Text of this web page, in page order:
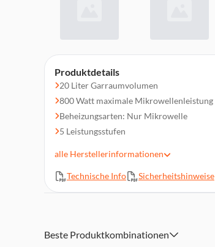
Produktdetails
20 Liter Garraumvolumen
800 Watt maximale Mikrowellenleistung
Beheizungsarten: Nur Mikrowelle
5 Leistungsstufen
Zeitfunktionen
keinerlei scharfen Kanten
alle Herstellerinformationen
Technische Info Sicherheitshinweise
Beste Produktkombinationen